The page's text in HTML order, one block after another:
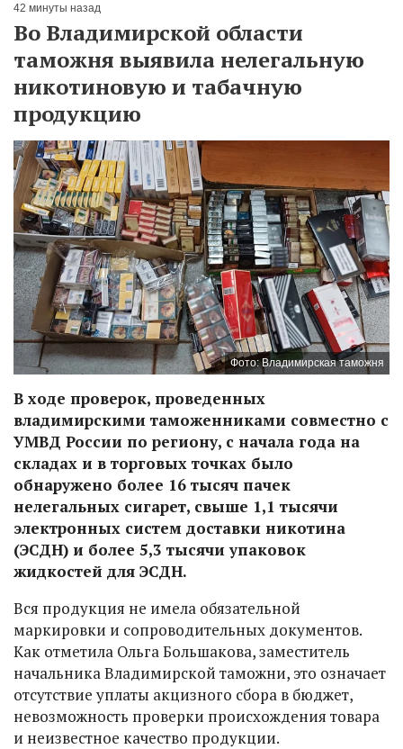
42 минуты назад
Во Владимирской области
таможня выявила нелегальную
никотиновую и табачную
продукцию
Фото: Владимирская таможня
В ходе проверок, проведенных
владимирскими таможенниками совместно с
УМВД России по региону, с начала года на
складах и в торговых точках было
обнаружено более 16 тысяч пачек
нелегальных сигарет, свыше 1,1 тысячи
электронных систем доставки никотина
(ЭСДН) и более 5,3 тысячи упаковок
жидкостей для ЭСДН.
Вся продукция не имела обязательной
маркировки и сопроводительных документов.
Как отметила Ольга Большакова, заместитель
начальника Владимирской таможни, это означает
отсутствие уплаты акцизного сбора в бюджет,
невозможность проверки происхождения товара
и неизвестное качество продукции.